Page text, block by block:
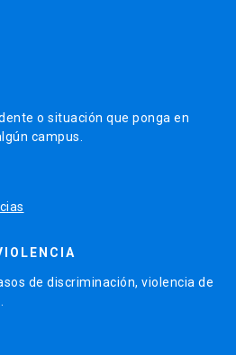
o situación que ponga en
campus.
de discriminación, violencia de